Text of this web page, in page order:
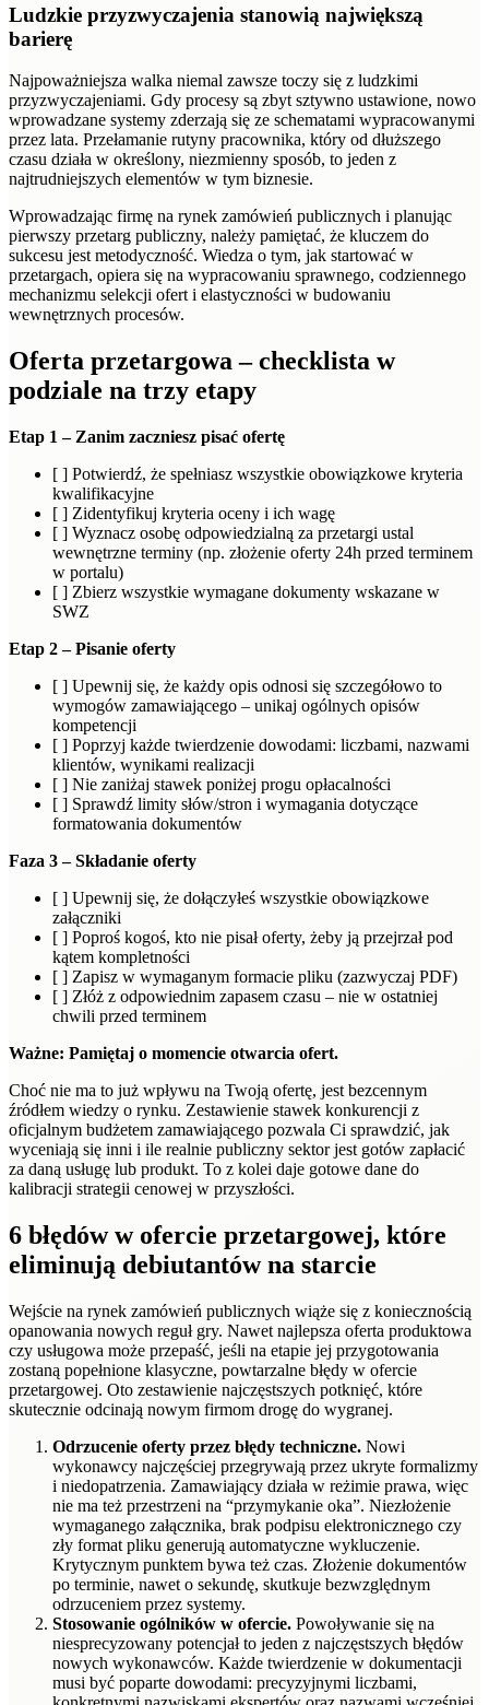
Ludzkie przyzwyczajenia stanowią największą
barierę
Najpoważniejsza walka niemal zawsze toczy się z ludzkimi
przyzwyczajeniami. Gdy procesy są zbyt sztywno ustawione, nowo
wprowadzane systemy zderzają się ze schematami wypracowanymi
przez lata. Przełamanie rutyny pracownika, który od dłuższego
czasu działa w określony, niezmienny sposób, to jeden z
najtrudniejszych elementów w tym biznesie.
Wprowadzając firmę na rynek zamówień publicznych i planując
pierwszy przetarg publiczny, należy pamiętać, że kluczem do
sukcesu jest metodyczność. Wiedza o tym, jak startować w
przetargach, opiera się na wypracowaniu sprawnego, codziennego
mechanizmu selekcji ofert i elastyczności w budowaniu
wewnętrznych procesów.
Oferta przetargowa – checklista w
podziale na trzy etapy
Etap 1 – Zanim zaczniesz pisać ofertę
[ ] Potwierdź, że spełniasz wszystkie obowiązkowe kryteria
kwalifikacyjne
[ ] Zidentyfikuj kryteria oceny i ich wagę
[ ] Wyznacz osobę odpowiedzialną za przetargi ustal
wewnętrzne terminy (np. złożenie oferty 24h przed terminem
w portalu)
[ ] Zbierz wszystkie wymagane dokumenty wskazane w
SWZ
Etap 2 – Pisanie oferty
[ ] Upewnij się, że każdy opis odnosi się szczegółowo to
wymogów zamawiającego – unikaj ogólnych opisów
kompetencji
[ ] Poprzyj każde twierdzenie dowodami: liczbami, nazwami
klientów, wynikami realizacji
[ ] Nie zaniżaj stawek poniżej progu opłacalności
[ ] Sprawdź limity słów/stron i wymagania dotyczące
formatowania dokumentów
Faza 3 – Składanie oferty
[ ] Upewnij się, że dołączyłeś wszystkie obowiązkowe
załączniki
[ ] Poproś kogoś, kto nie pisał oferty, żeby ją przejrzał pod
kątem kompletności
[ ] Zapisz w wymaganym formacie pliku (zazwyczaj PDF)
[ ] Złóż z odpowiednim zapasem czasu – nie w ostatniej
chwili przed terminem
Ważne: Pamiętaj o momencie otwarcia ofert.
Choć nie ma to już wpływu na Twoją ofertę, jest bezcennym
źródłem wiedzy o rynku. Zestawienie stawek konkurencji z
oficjalnym budżetem zamawiającego pozwala Ci sprawdzić, jak
wyceniają się inni i ile realnie publiczny sektor jest gotów zapłacić
za daną usługę lub produkt. To z kolei daje gotowe dane do
kalibracji strategii cenowej w przyszłości.
6 błędów w ofercie przetargowej, które
eliminują debiutantów na starcie
Wejście na rynek zamówień publicznych wiąże się z koniecznością
opanowania nowych reguł gry. Nawet najlepsza oferta produktowa
czy usługowa może przepaść, jeśli na etapie jej przygotowania
zostaną popełnione klasyczne, powtarzalne błędy w ofercie
przetargowej. Oto zestawienie najczęstszych potknięć, które
skutecznie odcinają nowym firmom drogę do wygranej.
Odrzucenie oferty przez błędy techniczne. Nowi
wykonawcy najczęściej przegrywają przez ukryte formalizmy
i niedopatrzenia. Zamawiający działa w reżimie prawa, więc
nie ma też przestrzeni na “przymykanie oka”. Niezłożenie
wymaganego załącznika, brak podpisu elektronicznego czy
zły format pliku generują automatyczne wykluczenie.
Krytycznym punktem bywa też czas. Złożenie dokumentów
po terminie, nawet o sekundę, skutkuje bezwzględnym
odrzuceniem przez systemy.
Stosowanie ogólników w ofercie. Powoływanie się na
niesprecyzowany potencjał to jeden z najczęstszych błędów
nowych wykonawców. Każde twierdzenie w dokumentacji
musi być poparte dowodami: precyzyjnymi liczbami,